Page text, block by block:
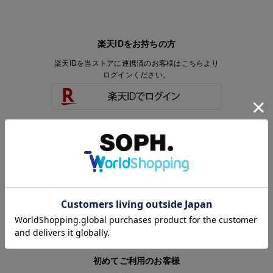
楽天IDをお持ちの方
楽天IDを当ストアに連携済のお客様はこちらより
ログインください。
楽天IDをお持ちで、当ストアのアカウントを
お持ちでないお客様はこちらより
会員登録いただけます。
初めてご利用のお客様